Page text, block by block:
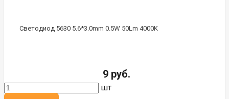
Светодиод 5630 5.6*3.0mm 0.5W 50Lm 4000K
9 руб.
шт